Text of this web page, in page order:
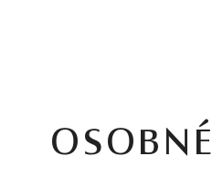
OSOBNÉ